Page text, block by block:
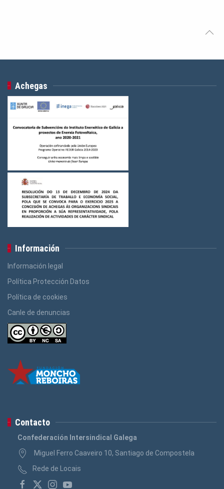
Achegas
Información
Información legal
Política Protección Datos
Política de cookies
Canle de denuncias
Contacto
Confederación Intersindical Galega
Miguel Ferro Caaveiro 10, Santiago de Compostela
Rede de Locais